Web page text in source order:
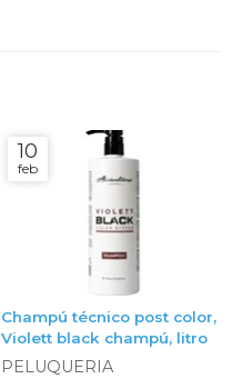
10
feb
Champú técnico post color,
Violett black champú, litro
PELUQUERIA